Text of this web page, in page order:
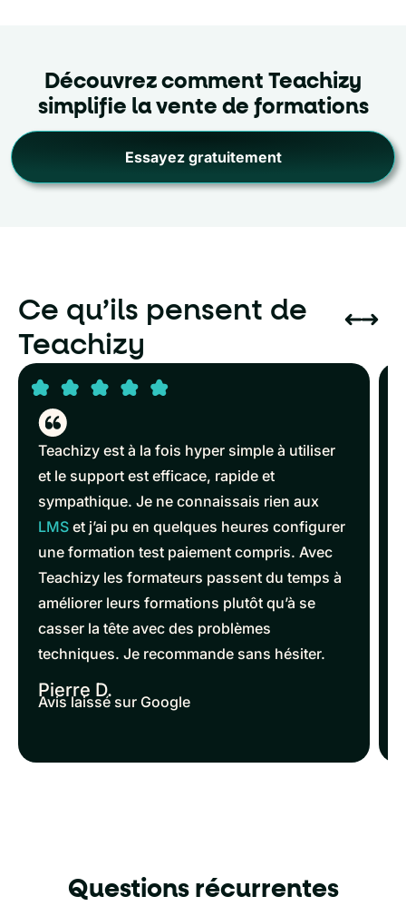
Découvrez comment Teachizy
simplifie la vente de formations
Essayez gratuitement
Ce qu’ils pensent de
Teachizy
Teachizy est à la fois hyper simple à utiliser
et le support est efficace, rapide et
sympathique. Je ne connaissais rien aux
LMS et j’ai pu en quelques heures configurer
une formation test paiement compris. Avec
Teachizy les formateurs passent du temps à
améliorer leurs formations plutôt qu’à se
casser la tête avec des problèmes
techniques. Je recommande sans hésiter.
Pierre D.
Avis laissé sur Google
Questions récurrentes